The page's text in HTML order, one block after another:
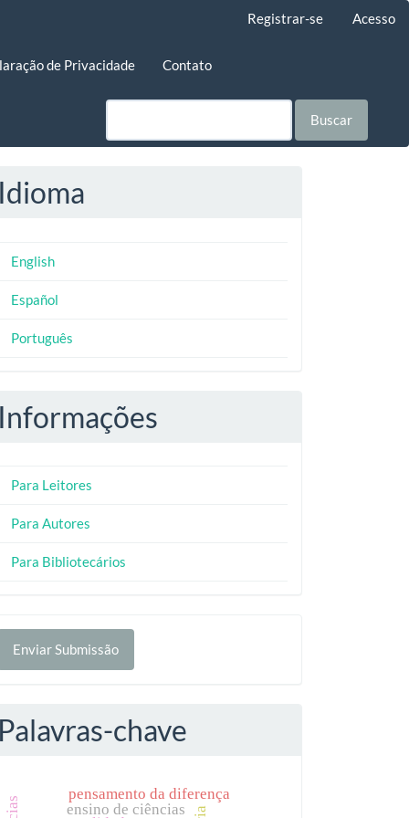
Registrar-se Acesso
de Privacidade Contato
Buscar
Idioma
English
Español
Português
Informações
Para Leitores
Para Autores
Para Bibliotecários
Enviar Submissão
Palavras-chave
pensamento da diferença
ensino de ciências